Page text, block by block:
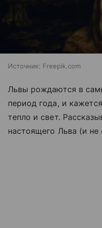
Источник: Freepik.com
Львы рождаются в
период года, и
тепло и свет.
настоящего Льва (и не